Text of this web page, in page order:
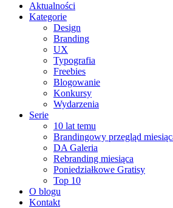
Aktualności
Kategorie
Design
Branding
UX
Typografia
Freebies
Blogowanie
Konkursy
Wydarzenia
Serie
10 lat temu
Brandingowy przegląd
DA Galeria
Rebranding miesiąca
Poniedziałkowe Gratisy
Top 10
O blogu
Kontakt